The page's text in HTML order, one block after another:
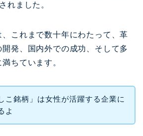
れました。
これまで数十年にわたって、革
発、国内外での成功、そして多
ちています。
こ銘柄」は女性が活躍する企業に
よ